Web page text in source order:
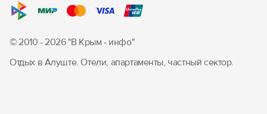
© 2010 - 2026 "В Крым - инфо"
Отдых в Алуште. Отели, апартаменты, частный сектор.